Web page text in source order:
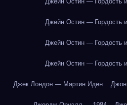
Джейн Остин — Гордость
Джейн Остин — Гордость
Джейн Остин — Гордость
Джек Лондон — Мартин Иден Джон